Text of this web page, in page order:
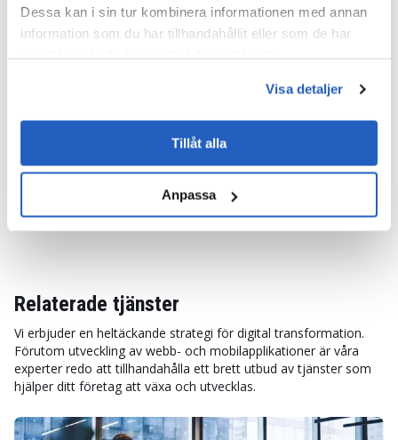
Dessa kan i sin tur kombinera informationen med annan
information som du har tillhandahållit eller som de har
Visa detaljer
Tillåt alla
Anpassa
Att bygga en mjukvarulösning för
LeverX utvecklade en molnbaserad lösning för ett
SAP BTP och SAP HANA Cloud och använder AWS-
tjänster och SAP Analytics Cloud för skalbar
verksamhet, globalt samarbete, bättre
prestandaspårning och sömlös hantering av moln- och
lokal data.
Relaterade tjänster
Vi erbjuder en heltäckande strategi för digital transformation.
Förutom utveckling av webb- och mobilapplikationer är våra
experter redo att tillhandahålla ett brett utbud av tjänster som
hjälper ditt företag att växa och utvecklas.